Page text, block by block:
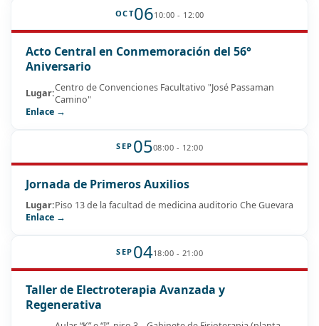
OCT0610:00 - 12:00
Acto Central en Conmemoración del 56°
Aniversario
Lugar:Centro de Convenciones Facultativo "José Passaman
Camino"
Enlace →
SEP 0508:00 - 12:00
Jornada de Primeros Auxilios
Lugar:Piso 13 de la facultad de medicina auditorio Che Guevara
Enlace →
SEP 0418:00 - 21:00
Taller de Electroterapia Avanzada y
Regenerativa